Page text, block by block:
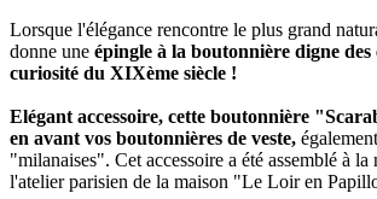
Lorsque l'élégance rencontre le plus grand
donne une épingle à la boutonnière digne des
curiosité du XIXème siècle !
Elégant accessoire, cette boutonnière
en avant vos boutonnières de veste,
"milanaises". Cet accessoire a été assemblé à la
l'atelier parisien de la maison "Le Loir en